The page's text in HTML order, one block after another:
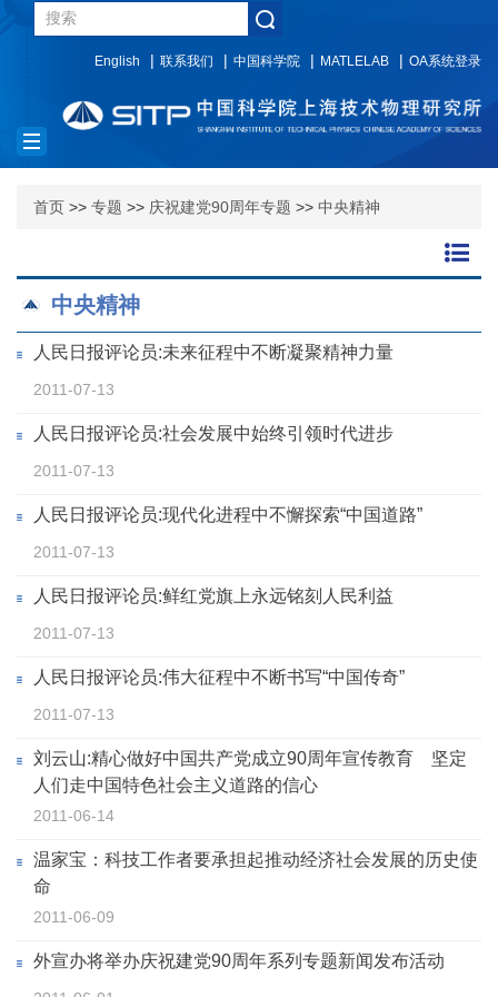
English 联系我们 中国科学院 MATLELAB OA系统登录
Toggle
navigation
首页 >> 专题 >> 庆祝建党90周年专题 >> 中央精神
中央精神
人民日报评论员:未来征程中不断凝聚精神力量
2011-07-13
人民日报评论员:社会发展中始终引领时代进步
2011-07-13
人民日报评论员:现代化进程中不懈探索“中国道路”
2011-07-13
人民日报评论员:鲜红党旗上永远铭刻人民利益
2011-07-13
人民日报评论员:伟大征程中不断书写“中国传奇”
2011-07-13
刘云山:精心做好中国共产党成立90周年宣传教育 坚定
人们走中国特色社会主义道路的信心
2011-06-14
温家宝：科技工作者要承担起推动经济社会发展的历史使
命
2011-06-09
外宣办将举办庆祝建党90周年系列专题新闻发布活动